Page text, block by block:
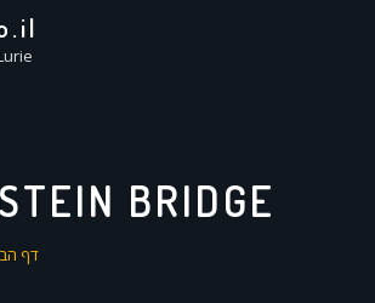
BRIDGE
דף